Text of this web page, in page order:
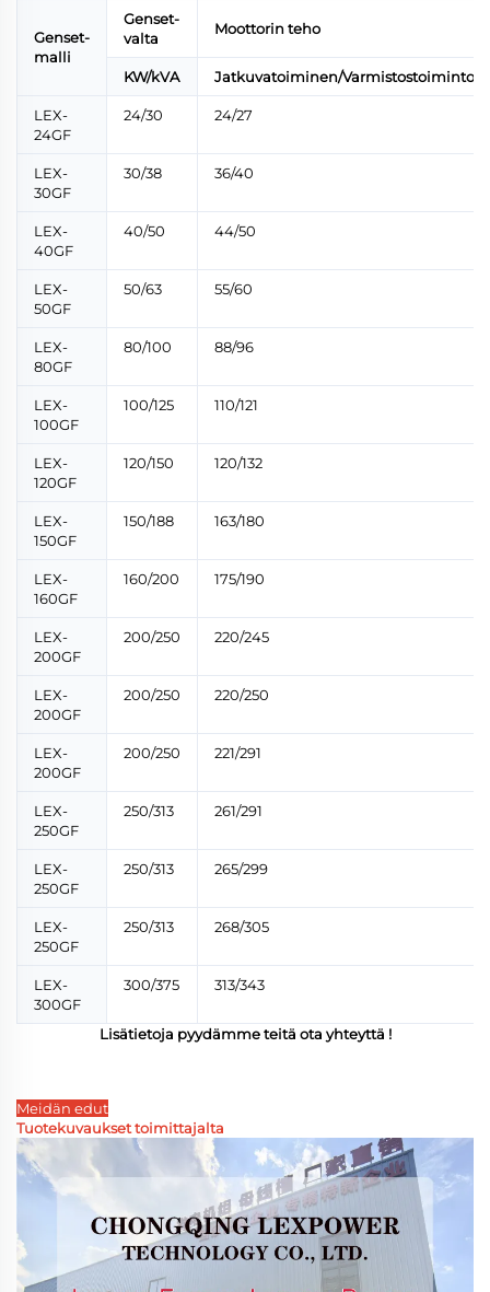
Genset-
malli
Genset-
valta
Moottorin teho
KW/kVA Jatkuvatoiminen/Varmistostoiminto
LEX-
24GF
24/30 24/27
LEX-
30GF
30/38 36/40
LEX-
40GF
40/50 44/50
LEX-
50GF
50/63 55/60
LEX-
80GF
80/100 88/96
LEX-
100GF
100/125 110/121
LEX-
120GF
120/150 120/132
LEX-
150GF
150/188 163/180
LEX-
160GF
160/200 175/190
LEX-
200GF
200/250 220/245
LEX-
200GF
200/250 220/250
LEX-
200GF
200/250 221/291
LEX-
250GF
250/313 261/291
LEX-
250GF
250/313 265/299
LEX-
250GF
250/313 268/305
LEX-
300GF
300/375 313/343
Lisätietoja pyydämme teitä ota yhteyttä !
Meidän edut
Tuotekuvaukset toimittajalta